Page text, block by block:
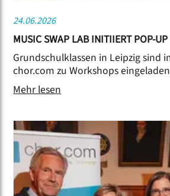
24.06.2026
MUSIC SWAP LAB INITIIERT POP-
Grundschulklassen in Leipzig sind
chor.com zu Workshops
Mehr lesen